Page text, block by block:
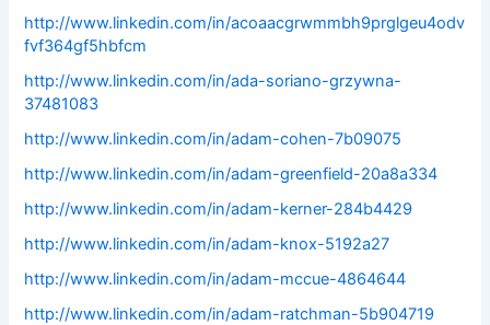
http://www.linkedin.com/in/acoaacgrwmmbh9prglgeu4odv
fvf364gf5hbfcm
http://www.linkedin.com/in/ada-soriano-grzywna-
37481083
http://www.linkedin.com/in/adam-cohen-7b09075
http://www.linkedin.com/in/adam-greenfield-20a8a334
http://www.linkedin.com/in/adam-kerner-284b4429
http://www.linkedin.com/in/adam-knox-5192a27
http://www.linkedin.com/in/adam-mccue-4864644
http://www.linkedin.com/in/adam-ratchman-5b904719